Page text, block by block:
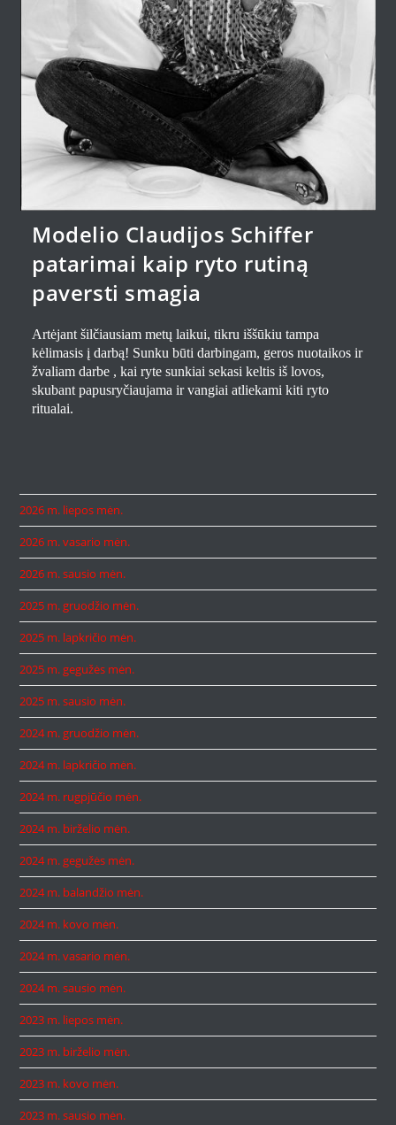
Modelio Claudijos Schiffer
patarimai kaip ryto rutiną
paversti smagia
Artėjant šilčiausiam metų laikui, tikru iššūkiu tampa
kėlimasis į darbą! Sunku būti darbingam, geros nuotaikos ir
žvaliam darbe , kai ryte sunkiai sekasi keltis iš lovos,
skubant papusryčiaujama ir vangiai atliekami kiti ryto
ritualai.
2026 m. liepos mėn.
2026 m. vasario mėn.
2026 m. sausio mėn.
2025 m. gruodžio mėn.
2025 m. lapkričio mėn.
2025 m. gegužės mėn.
2025 m. sausio mėn.
2024 m. gruodžio mėn.
2024 m. lapkričio mėn.
2024 m. rugpjūčio mėn.
2024 m. birželio mėn.
2024 m. gegužės mėn.
2024 m. balandžio mėn.
2024 m. kovo mėn.
2024 m. vasario mėn.
2024 m. sausio mėn.
2023 m. liepos mėn.
2023 m. birželio mėn.
2023 m. kovo mėn.
2023 m. sausio mėn.